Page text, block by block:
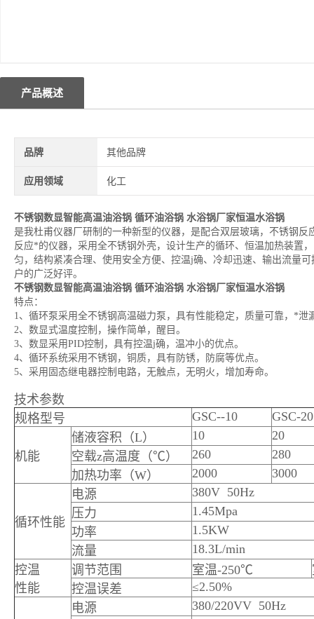
产品概述
品牌 其他品牌
应用领域 化工
不锈钢数显智能高温油浴锅 循环油浴锅 水浴锅厂家恒温水浴锅
是我杜甫仪器厂研制的一种新型的仪器，是配合双层玻璃，不锈钢反
反应*的仪器，采用全不锈钢外壳，设计生产的循环、恒温加热装置
匀，结构紧凑合理、使用安全方便、控温j确、冷却迅速、输出流量
户的广泛好评。
不锈钢数显智能高温油浴锅 循环油浴锅 水浴锅厂家恒温水浴锅
特点：
1、循环泵采用全不锈钢高温磁力泵，具有性能稳定，质量可靠，*泄
2、数显式温度控制，操作简单，醒目。
3、数显采用PID控制，具有控温j确，温冲小的优点。
4、循环系统采用不锈钢，铜质，具有防锈，防腐等优点。
5、采用固态继电器控制电路，无触点，无明火，增加寿命。
技术参数
规格型号
GSC--10 GSC-20
机能
储液容积（L） 10
20
空载z高温度（℃）
260
280
加热功率（W）
2000 3000
循环性能
电源
380V 50Hz
压力
1.45Mpa
功率
1.5KW
流量
18.3L/min
控温
性能
调节范围 室温-250℃
控温误差
≤2.50%
电源
380/220VV 50Hz